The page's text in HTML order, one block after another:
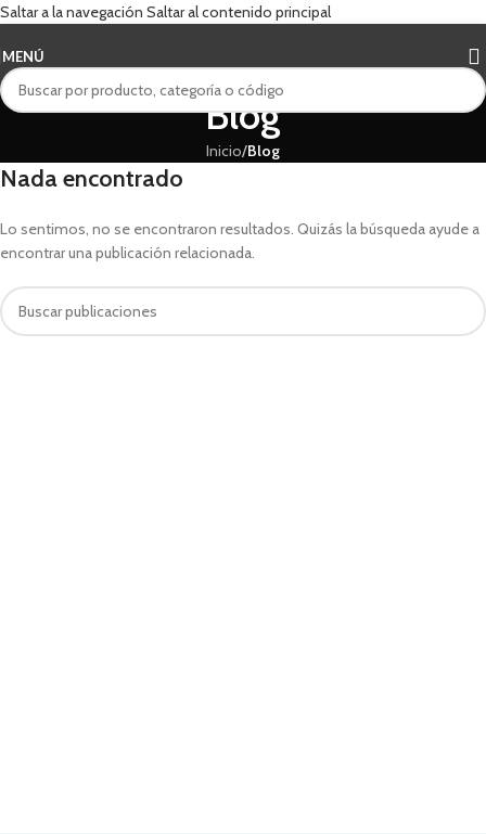
Saltar a la navegación Saltar al contenido principal
MENÚ
Blog
Inicio/Blog
Nada encontrado
Lo sentimos, no se encontraron resultados. Quizás la búsqueda ayude a
encontrar una publicación relacionada.